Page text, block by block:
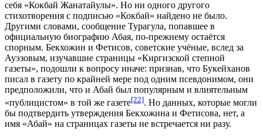
себя «Кокбай Жанатайулы». Но ни одного другого
стихотворения с подписью «Кокбай» найдено не было.
Другими словами, сообщение Турагула, попавшее в
официальную биографию Абая, по-прежнему остаётся
спорным. Бекхожин и Фетисов, советские учёные, вслед за
Ауэзовым, изучавшие страницы «Киргизской степной
газеты», подошли к вопросу иначе: признав, что Букейханов
писал в газету по крайней мере под одним псевдонимом, они
предположили, что и Абай был популярным и влиятельным
«публицистом» в той же газете[22]. Но данных, которые могли
бы подтвердить утверждения Бекхожина и Фетисова, нет, а
имя «Абай» на страницах газеты не встречается ни разу.